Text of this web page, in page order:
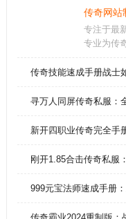
传奇网站
专注于最
专业为传
奇网站开
传奇技能速成手册战士
寻万人同屏传奇私服：
新开四职业传奇完全手
刚开1.85合击传奇私服
999元宝法师速成手册